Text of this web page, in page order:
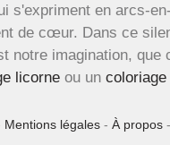
s'expriment en arcs-
de cœur. Dans ce
notre imagination, que
licorne ou un
Mentions légales - À propos -